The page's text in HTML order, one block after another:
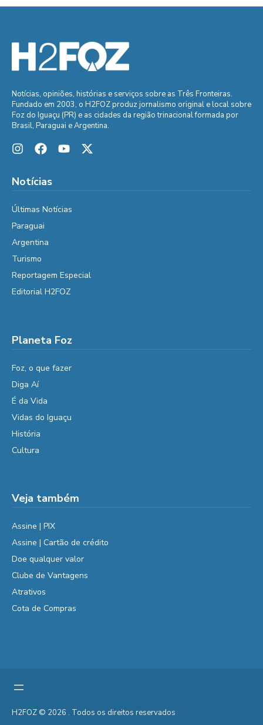
Notícias, opiniões, histórias e serviços sobre as Três Fronteiras.
Fundado em 2003, o H2FOZ produz jornalismo original e local sobre
Foz do Iguaçu (PR) e as cidades da região trinacional formada por
Brasil, Paraguai e Argentina.
Notícias
Últimas Notícias
Paraguai
Argentina
Turismo
Reportagem Especial
Editorial H2FOZ
Planeta Foz
Foz, o que fazer
Diga Aí
É da Vida
Vidas do Iguaçu
História
Cultura
Veja também
Assine | PIX
Assine | Cartão de crédito
Doe qualquer valor
Clube de Vantagens
Atrativos
Cota de Compras
H2FOZ © 2026 . Todos os direitos reservados